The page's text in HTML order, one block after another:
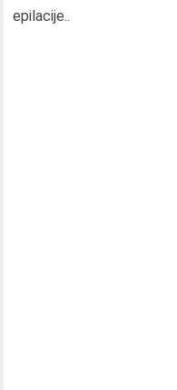
epilacije..